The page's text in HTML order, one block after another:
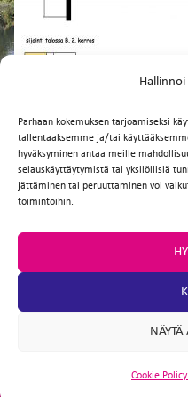
Parhaan kokemuksen tarjoamiseksi
tallentaaksemme ja/tai
hyväksyminen antaa meille
selauskäyttäytymistä tai yksilöllisiä
jättäminen tai peruuttaminen voi
toimintoihin.
NÄYTÄ
Cookie Policy
Facebook
TwitterEmailWhatsApp